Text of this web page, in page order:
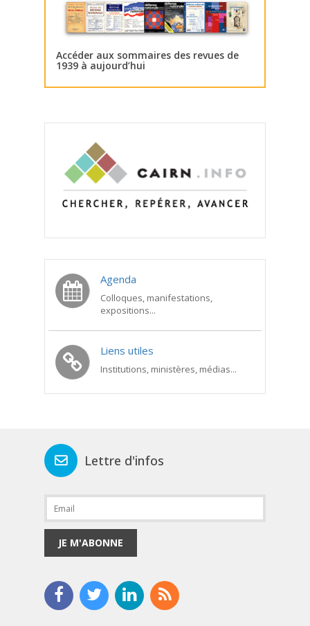
Accéder aux sommaires des revues de
1939 à aujourd’hui
Agenda
Colloques, manifestations,
expositions...
Liens utiles
Institutions, ministères, médias...
Lettre d'infos
JE M'ABONNE